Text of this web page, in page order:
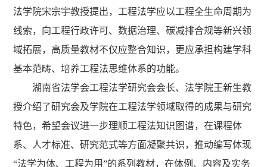
法学院宋宗宇教授提出，工程法学应以工程全生命周期为
线索，向工程行政许可、数据治理、碳减排合规等新兴领
域拓展，高质量教材不仅应整合知识，更应承担构建学科
基本范畴、培养工程法思维体系的功能。
湖南省法学会工程法学研究会会长、法学院王新生教
授介绍了研究会及学院在工程法学领域取得的成果与研究
特色，希望会议进一步理顺工程法知识图谱，在课程体
系、人才标准、研究范式等方面凝聚共识，推动编写体现
“法学为体、工程为用”的系列教材，在体例、内容及实务